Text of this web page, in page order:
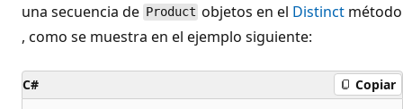
una secuencia de Product objetos en el Distinct método
, como se muestra en el ejemplo siguiente:
C# Copiar